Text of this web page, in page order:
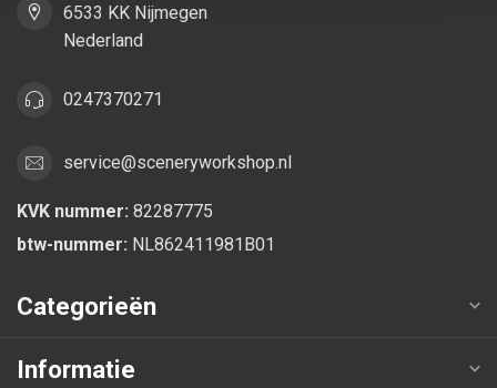
6533 KK Nijmegen
Nederland
0247370271
service@sceneryworkshop.nl
KVK nummer: 82287775
btw-nummer: NL862411981B01
Categorieën
Informatie